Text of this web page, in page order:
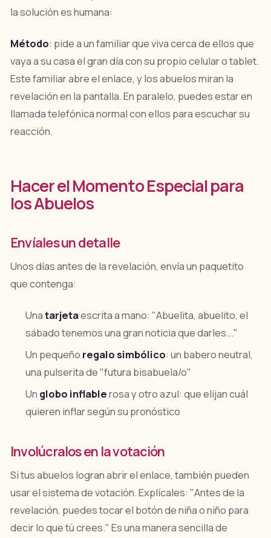
la solución es humana:
Método: pide a un familiar que viva cerca de ellos que
vaya a su casa el gran día con su propio celular o tablet.
Este familiar abre el enlace, y los abuelos miran la
revelación en la pantalla. En paralelo, puedes estar en
llamada telefónica normal con ellos para escuchar su
reacción.
Hacer el Momento Especial para
los Abuelos
Envíales un detalle
Unos días antes de la revelación, envía un paquetito
que contenga:
Unatarjetaescrita a mano:"Abuelita, abuelito, el
sábado tenemos una gran noticia que darles..."
Un pequeño regalo simbólico: un babero neutral,
una pulserita de "futura bisabuela/o"
Un globo inflablerosa y otro azul: que elijan cuál
quieren inflar según su pronóstico
Involúcralos en la votación
Si tus abuelos logran abrir el enlace, también pueden
usar el sistema de votación. Explícales: "Antes de la
revelación, puedes tocar el botón de niña o niño para
decir lo que tú crees." Es una manera sencilla de